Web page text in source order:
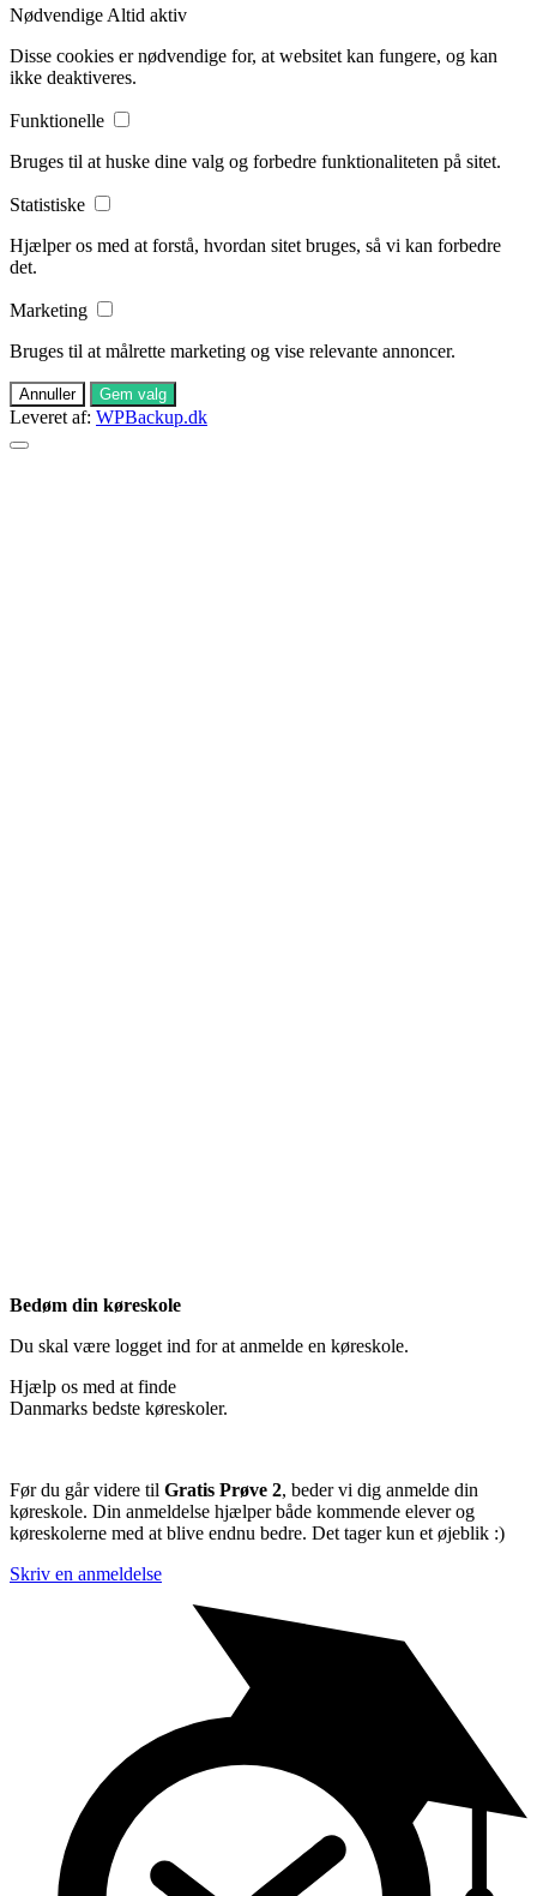
Nødvendige Altid aktiv
Disse cookies er nødvendige for, at websitet kan fungere, og kan
ikke deaktiveres.
Funktionelle
Bruges til at huske dine valg og forbedre funktionaliteten på sitet.
Statistiske
Hjælper os med at forstå, hvordan sitet bruges, så vi kan forbedre
det.
Marketing
Bruges til at målrette marketing og vise relevante annoncer.
Annuller Gem valg
Leveret af: WPBackup.dk
Bedøm din køreskole
Du skal være logget ind for at anmelde en køreskole.
Hjælp os med at finde
Danmarks bedste køreskoler.
Før du går videre til Gratis Prøve 2, beder vi dig anmelde din
køreskole. Din anmeldelse hjælper både kommende elever og
køreskolerne med at blive endnu bedre. Det tager kun et øjeblik :)
Skriv en anmeldelse